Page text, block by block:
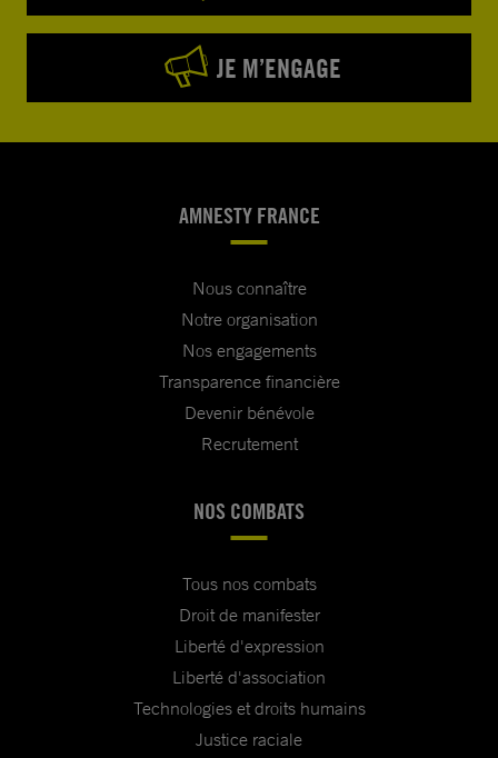
JE M’ENGAGE
AMNESTY FRANCE
Nous connaître
Notre organisation
Nos engagements
Transparence financière
Devenir bénévole
Recrutement
NOS COMBATS
Tous nos combats
Droit de manifester
Liberté d'expression
Liberté d'association
Technologies et droits humains
Justice raciale